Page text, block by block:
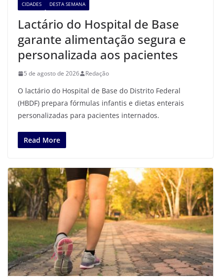
CIDADES DESTA SEMANA
Lactário do Hospital de Base
garante alimentação segura e
personalizada aos pacientes
5 de agosto de 2026 Redação
O lactário do Hospital de Base do Distrito Federal
(HBDF) prepara fórmulas infantis e dietas enterais
personalizadas para pacientes internados.
Read More